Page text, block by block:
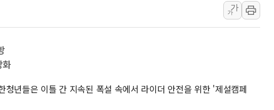
'호우 특보' 경북 울
주말 무더위·열대야
오세훈 "용산공원 주
충북 주말 무더위 지
한상협, 업계 개인정
민주당, 오늘 제주·
가
가
화
년들은 이틀 간 지속된 폭설 속에서 라이더 안전을 위한 '제설캠페